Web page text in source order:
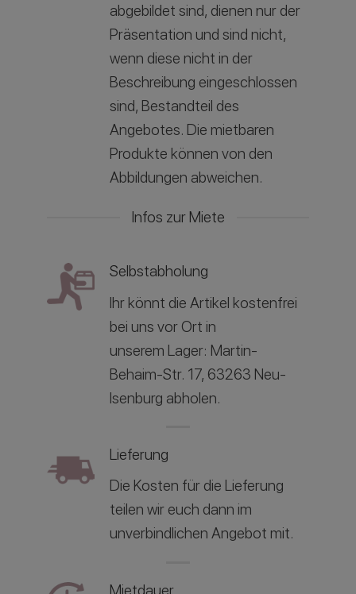
abgebildet sind, dienen nur der
Präsentation und sind nicht,
wenn diese nicht in der
Beschreibung eingeschlossen
sind, Bestandteil des
Angebotes. Die mietbaren
Produkte können von den
Abbildungen abweichen.
Infos zur Miete
Selbstabholung
Ihr könnt die Artikel kostenfrei
bei uns vor Ort in
unserem Lager: Martin-
Behaim-Str. 17, 63263 Neu-
Isenburg abholen.
Lieferung
Die Kosten für die Lieferung
teilen wir euch dann im
unverbindlichen Angebot mit.
Mietdauer